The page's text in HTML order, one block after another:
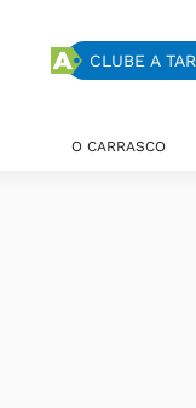
CLUBE A
O CARRASCO